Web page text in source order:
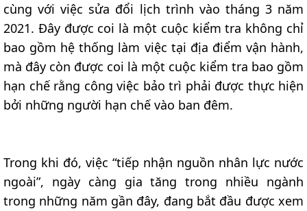
cùng với việc sửa đổi lịch trình vào tháng 3 năm
2021. Đây được coi là một cuộc kiểm tra không chỉ
bao gồm hệ thống làm việc tại địa điểm vận hành,
mà đây còn được coi là một cuộc kiểm tra bao gồm
hạn chế rằng công việc bảo trì phải được thực hiện
bởi những người hạn chế vào ban đêm.
Trong khi đó, việc “tiếp nhận nguồn nhân lực nước
ngoài”, ngày càng gia tăng trong nhiều ngành
trong những năm gần đây, đang bắt đầu được xem